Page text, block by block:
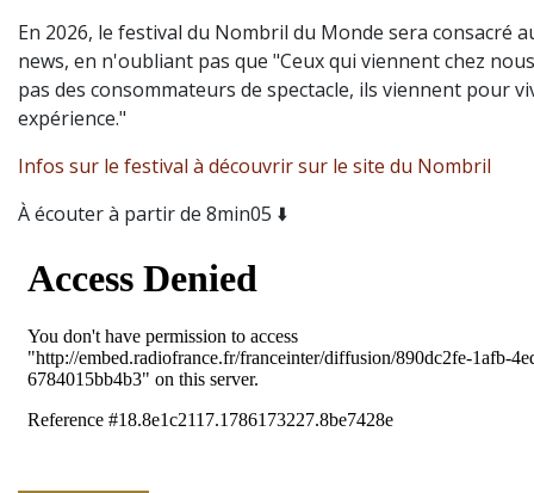
En 2026, le festival du Nombril du Monde sera consacré
news, en n'oubliant pas que "Ceux qui viennent chez
pas des consommateurs de spectacle, ils viennent pour
expérience."
Infos sur le festival à découvrir sur le site du Nombril
À écouter à partir de 8min05 ⬇️